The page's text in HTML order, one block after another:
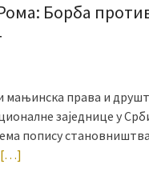
Борба
права и
заједнице у
попису становништва
[…]